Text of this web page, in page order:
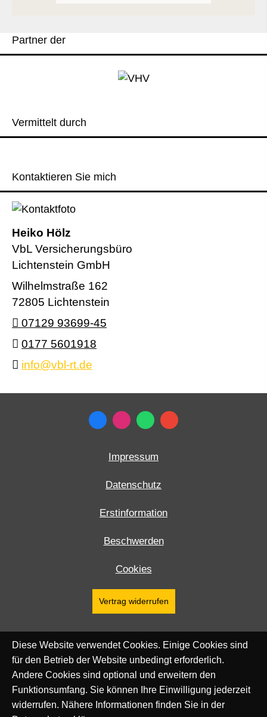
Partner der
Vermittelt durch
Kontaktieren Sie mich
Heiko Hölz
VbL Versicherungsbüro
Lichtenstein GmbH
Wilhelmstraße 162
72805 Lichtenstein
07129 93699-45
0177 5601918
info@vbl-rt.de
Impressum
Datenschutz
Erstinformation
Beschwerden
Cookies
Vertrag widerrufen
Diese Website verwendet Cookies. Einige Cookies sind
für den Betrieb der Website unbedingt erforderlich.
Andere Cookies sind optional und erweitern den
Funktionsumfang. Sie können Ihre Einwilligung jederzeit
widerrufen. Nähere Informationen finden Sie in der